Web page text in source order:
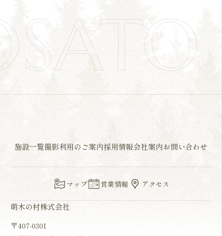
施設一覧撮影利用のご案内採用情報会社案内お問い合わせ
マップ 営業情報 アクセス
萌木の村株式会社
〒407-0301